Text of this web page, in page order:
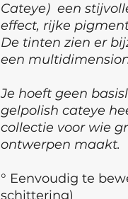
Cateye) een
effect, rijke
De tinten zien er
een
Je hoeft geen
gelpolish cateye
collectie voor wie
ontwerpen maakt.
° Eenvoudig te
schittering)